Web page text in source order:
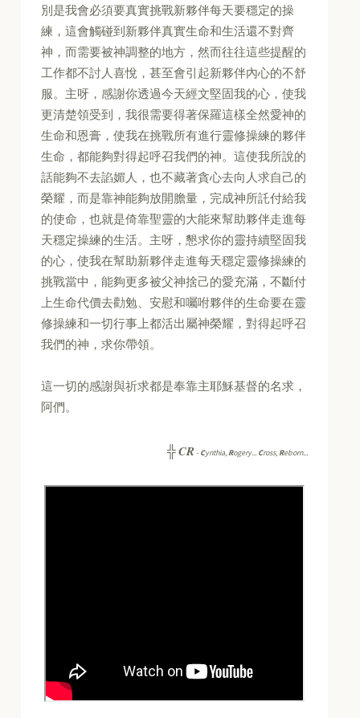
別是我會必須要真實挑戰新夥伴每天要穩定的操
練，這會觸碰到新夥伴真實生命和生活還不對齊
神，而需要被神調整的地方，然而往往這些提醒的
工作都不討人喜悅，甚至會引起新夥伴內心的不舒
服。主呀，感謝你透過今天經文堅固我的心，使我
更清楚領受到，我很需要得著保羅這樣全然愛神的
生命和恩膏，使我在挑戰所有進行靈修操練的夥伴
生命，都能夠對得起呼召我們的神。這使我所說的
話能夠不去諂媚人，也不藏著貪心去向人求自己的
榮耀，而是靠神能夠放開膽量，完成神所託付給我
的使命，也就是倚靠聖靈的大能來幫助夥伴走進每
天穩定操練的生活。主呀，懇求你的靈持續堅固我
的心，使我在幫助新夥伴走進每天穩定靈修操練的
挑戰當中，能夠更多被父神捨己的愛充滿，不斷付
上生命代價去勸勉、安慰和囑咐夥伴的生命要在靈
修操練和一切行事上都活出屬神榮耀，對得起呼召
我們的神，求你帶領。
這一切的感謝與祈求都是奉靠主耶穌基督的名求，
阿們。
╬CR -Cynthia, Rogery... Cross, Reborn...